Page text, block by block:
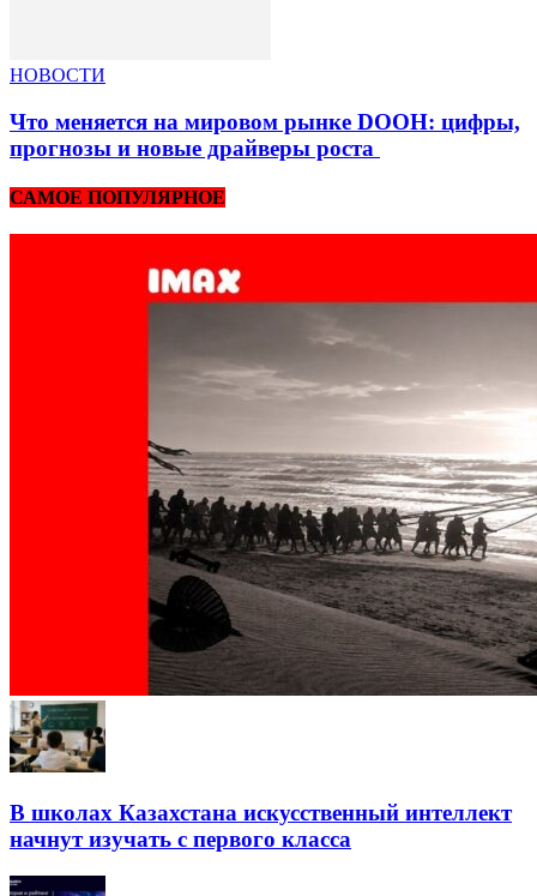
НОВОСТИ
Что меняется на мировом рынке DOOH: цифры,
прогнозы и новые драйверы роста
САМОЕ ПОПУЛЯРНОЕ
В школах Казахстана искусственный интеллект
начнут изучать с первого класса